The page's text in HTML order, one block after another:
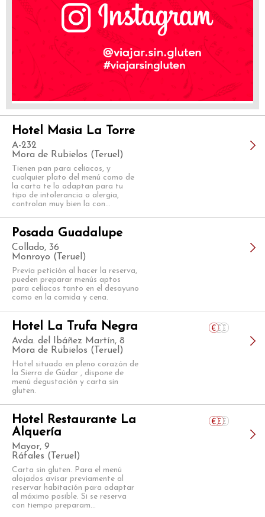
Hotel Masia La Torre
A-232
Mora de Rubielos (Teruel)
Tienen pan para celiacos, y
cualquier plato del menú como de
la carta te lo adaptan para tu
tipo de intolerancia o alergia,
controlan muy bien la con...
Posada Guadalupe
Collado, 36
Monroyo (Teruel)
Previa petición al hacer la reserva,
pueden preparar menús aptos
para celíacos tanto en el desayuno
como en la comida y cena.
Hotel La Trufa Negra
Avda. del Ibáñez Martín, 8
Mora de Rubielos (Teruel)
Hotel situado en pleno corazón de
la Sierra de Gúdar , dispone de
menú degustación y carta sin
gluten.
Hotel Restaurante La
Alquería
Mayor, 9
Ráfales (Teruel)
Carta sin gluten. Para el menú
alojados avisar previamente al
reservar habitación para adaptar
al máximo posible. Si se reserva
con tiempo preparam...